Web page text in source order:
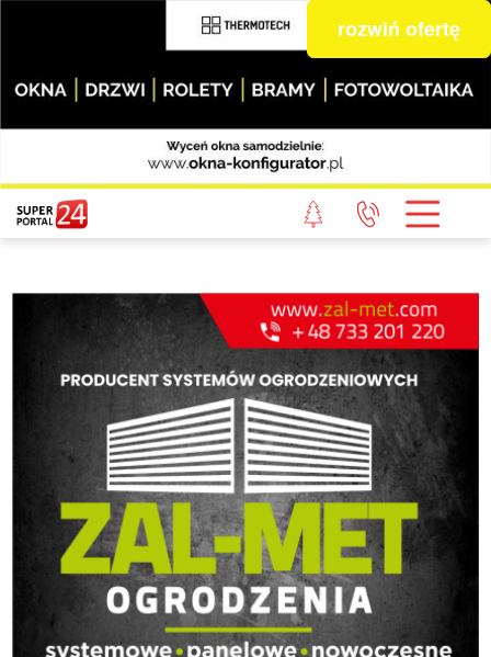
rozwiń ofertę